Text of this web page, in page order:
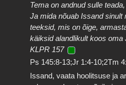
Tema on andnud sulle
Ja mida nõuab Issand sinult
teeksid, mis on õige,
käiksid alandlikult koos oma
KLPR 157
Ps 145:8-13;Jr 1:4-10;2Tm
Issand, vaata hoolitsuse ja